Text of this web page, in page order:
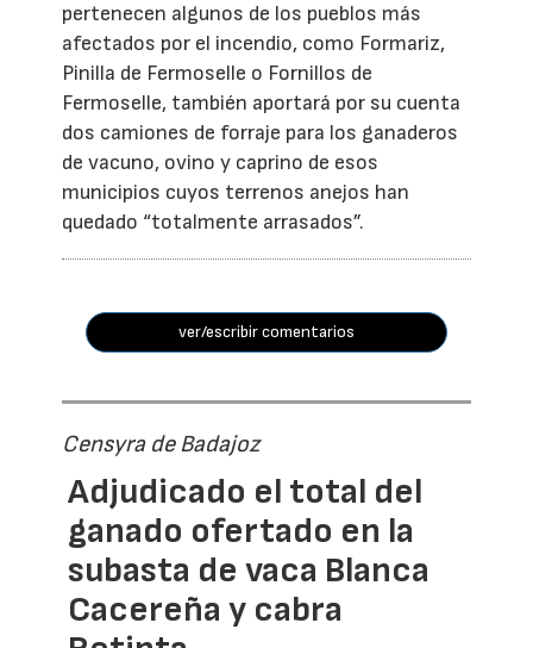
pertenecen algunos de los pueblos más
afectados por el incendio, como Formariz,
Pinilla de Fermoselle o Fornillos de
Fermoselle, también aportará por su cuenta
dos camiones de forraje para los ganaderos
de vacuno, ovino y caprino de esos
municipios cuyos terrenos anejos han
quedado “totalmente arrasados”.
ver/escribir comentarios
Censyra de Badajoz
Adjudicado el total del
ganado ofertado en la
subasta de vaca Blanca
Cacereña y cabra